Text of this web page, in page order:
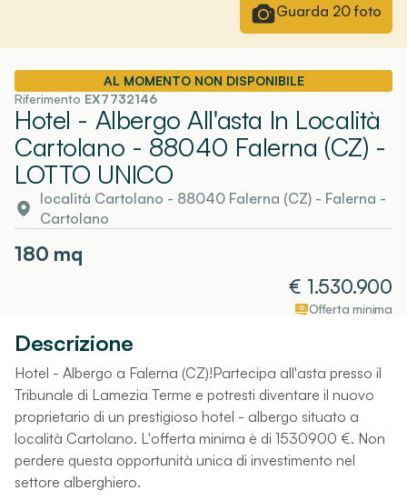
Guarda 20foto
AL MOMENTO NON DISPONIBILE
Riferimento EX7732146
Hotel - Albergo All'asta In Località
Cartolano - 88040 Falerna (CZ) -
LOTTO UNICO
località Cartolano - 88040 Falerna (CZ) - Falerna -
Cartolano
180 mq
€ 1.530.900
Offerta minima
Descrizione
Hotel - Albergo a Falerna (CZ)!Partecipa all'asta presso il
Tribunale di Lamezia Terme e potresti diventare il nuovo
proprietario di un prestigioso hotel - albergo situato a
località Cartolano. L'offerta minima è di 1530900 €. Non
perdere questa opportunità unica di investimento nel
settore alberghiero.